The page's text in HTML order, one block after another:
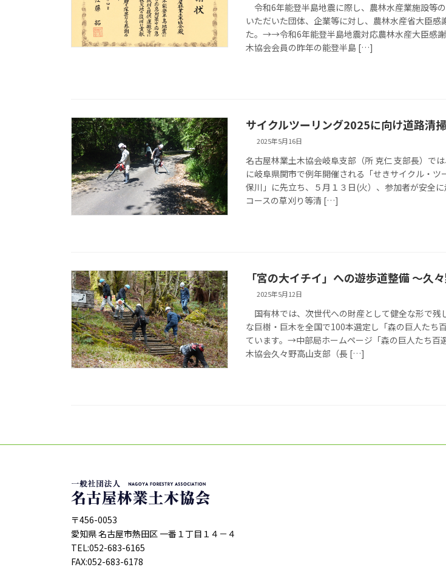
令和6年能登半島地震に際し、農林水産業施設等
いただいた団体、企業等に対し、農林水産省大臣感
た。→→令和6年能登半島地震対応農林水産大臣感
木協会会員の昨年の能登半島 […]
サイクルツーリング2025に向け道路清
2025年5月16日
名古屋林業土木協会岐阜支部（所 克仁 支部長）では
に岐阜県関市で例年開催される「せきサイクル・ツ
保川」に先立ち、５月１３日(火）、参加者が安全に
コースの草刈り等清 […]
「宮の大イチイ」への遊歩道整備 〜久
2025年5月12日
国有林では、次世代への財産として健全な形で残
な巨樹・巨木を全国で100本選定し「森の巨人たち
ています。→中部局ホームページ「森の巨人たち
木協会久々野高山支部（長 […]
〒456-0053
愛知県 名古屋市熱田区 一番１丁目１４－４
TEL:052-683-6165
FAX:052-683-6178